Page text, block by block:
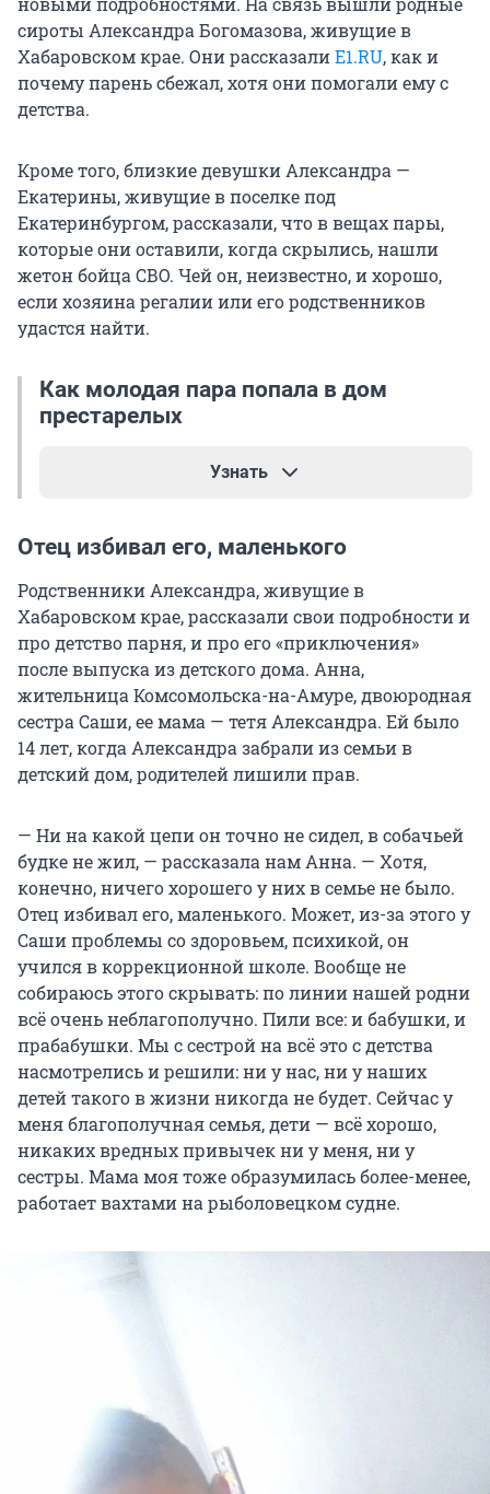
сироты Александра Богомазова, живущие в
Хабаровском крае. Они рассказалиE1.RU, как и
почему парень сбежал, хотя они помогали ему с
детства.
Кроме того, близкие девушки Александра —
Екатерины, живущие в поселке под
Екатеринбургом, рассказали, что в вещах пары,
которые они оставили, когда скрылись, нашли
жетон бойца СВО. Чей он, неизвестно, и хорошо,
если хозяина регалии или его родственников
удастся найти.
Как молодая пара попала в дом
престарелых
Узнать
приюта для бездомных Ольге Бахтиной.
Звонила какая-то девочка. Сказала, что ей и ее
другу негде переночевать, замерзают. В ту ночь
был сильный мороз. Ольга приняла их,
оплатила такси. Ребята приехали в легкой
одежде, без шапок, варежек, парень в одной
толстовке, без куртки.
Рассказали про себя. Кате 18 лет, выросла без
матери. У нее есть родня: отец, которому она, по
терпеть не может. Она жила у родственников
мачехи с детства, те притесняли ее, били,
оскорбляли — так говорила нам Катя.
Саше — 21, он выпускник детского дома в
Хабаровском крае. Нам он рассказывал
страшную историю, как жил в собачьей будке,
отец сажал его на цепь и кормил из миски. За
это родителей лишили прав, мальчика изъяли
из семьи.
Обоим сейчас негде жить. Саша несколько лет
стоит в очереди на квартиру, снимает,
скитается по знакомым. У Кати тоже нет ни
своего жилья, ни прописки. Родственники Кати,
приютили влюбленных на два месяца, но они
не прижились там и их выгнали. История
работу, оплатить кулинарные курсы: Катя
уверяла, что хочет быть поваром.
Отец избивал его, маленького
Родственники Александра, живущие в
Хабаровском крае, рассказали свои подробности и
про детство парня, и про его «приключения»
после выпуска из детского дома. Анна,
жительница Комсомольска-на-Амуре, двоюродная
сестра Саши, ее мама — тетя Александра. Ей было
14 лет, когда Александра забрали из семьи в
детский дом, родителей лишили прав.
— Ни на какой цепи он точно не сидел, в собачьей
будке не жил, — рассказала нам Анна. — Хотя,
конечно, ничего хорошего у них в семье не было.
Отец избивал его, маленького. Может, из-за этого у
Саши проблемы со здоровьем, психикой, он
учился в коррекционной школе. Вообще не
собираюсь этого скрывать: по линии нашей родни
всё очень неблагополучно. Пили все: и бабушки, и
прабабушки. Мы с сестрой на всё это с детства
насмотрелись и решили: ни у нас, ни у наших
детей такого в жизни никогда не будет. Сейчас у
меня благополучная семья, дети — всё хорошо,
никаких вредных привычек ни у меня, ни у
сестры. Мама моя тоже образумилась более-менее,
работает вахтами на рыболовецком судне.